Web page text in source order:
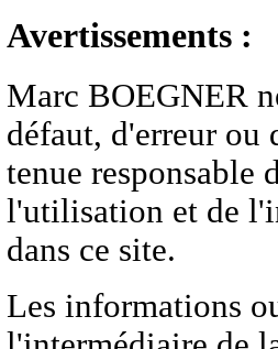
Avertissements :
Marc BOEGNER
défaut, d'erreur ou
tenue responsable
l'utilisation et de
dans ce site.
Les informations